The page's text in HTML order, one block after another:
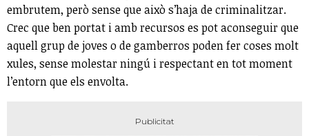
embrutem, però sense que això s’haja de criminalitzar.
Crec que ben portat i amb recursos es pot aconseguir que
aquell grup de joves o de gamberros poden fer coses molt
xules, sense molestar ningú i respectant en tot moment
l’entorn que els envolta.